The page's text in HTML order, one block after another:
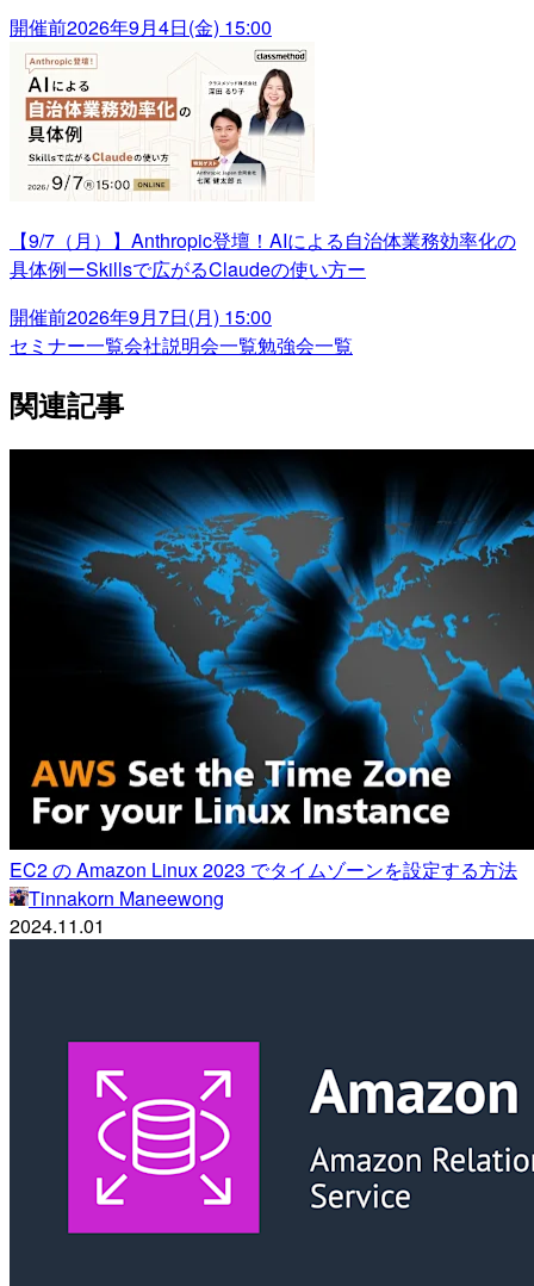
開催前2026年9月4日(金) 15:00
【9/7（月）】Anthropic登壇！AIによる自治体業務効率化の
具体例ーSkillsで広がるClaudeの使い方ー
開催前2026年9月7日(月) 15:00
セミナー一覧会社説明会一覧勉強会一覧
関連記事
EC2 の Amazon Linux 2023 でタイムゾーンを設定する方法
Tinnakorn Maneewong
2024.11.01